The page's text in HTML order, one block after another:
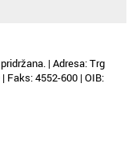
| Adresa: Trg
Faks: 4552-600 | OIB: